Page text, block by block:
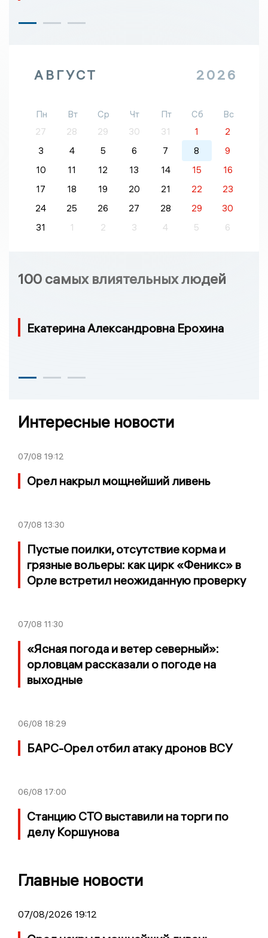
АВГУСТ 2026
Пн Вт Ср Чт Пт Сб
Вс
27
28 29 30 31 1
2
3
4 5 6 7 8
9
10
11 12 13 14 15
16
17
18 19 20 21 22
23
24
25 26 27 28 29
30
31
1 2 3 4 5 6
100 самых влиятельных людей
Екатерина Александровна Ерохина
Интересные новости
07/08 19:12
Орел накрыл мощнейший ливень
07/08 13:30
Пустые поилки, отсутствие корма и
грязные вольеры: как цирк «Феникс» в
Орле встретил неожиданную проверку
07/08 11:30
«Ясная погода и ветер северный»:
орловцам рассказали о погоде на
выходные
06/08 18:29
БАРС-Орел отбил атаку дронов ВСУ
06/08 17:00
Станцию СТО выставили на торги по
делу Коршунова
Главные новости
07/08/2026 19:12